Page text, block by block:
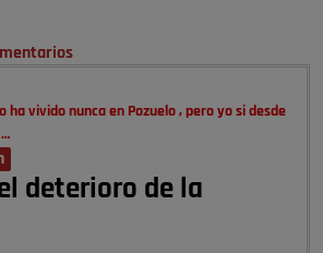
ha vivido nunca en Pozuelo , pero yo si desde
…
deterioro de la